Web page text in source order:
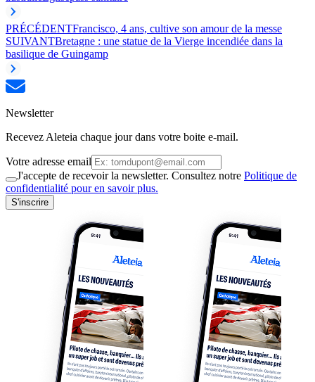
PRÉCÉDENTFrancisco, 4 ans, cultive son amour de la messe
SUIVANTBretagne : une statue de la Vierge incendiée dans la
basilique de Guingamp
Newsletter
Recevez Aleteia chaque jour dans votre boite e-mail.
Votre adresse email
J'accepte de recevoir la newsletter. Consultez notre Politique de
confidentialité pour en savoir plus.
S'inscrire